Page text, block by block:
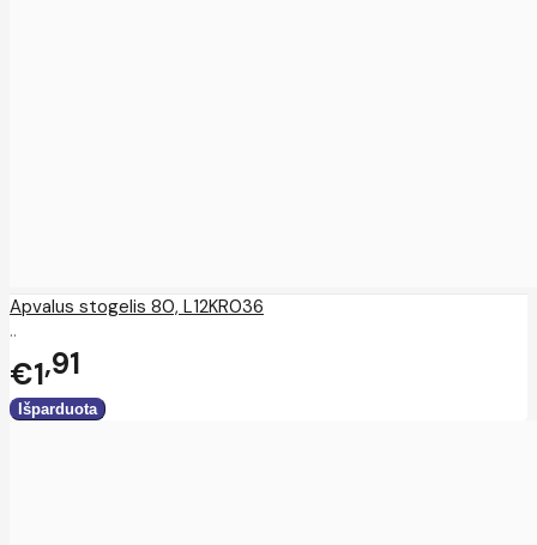
Apvalus stogelis 80, L12KR036
..
€1 91